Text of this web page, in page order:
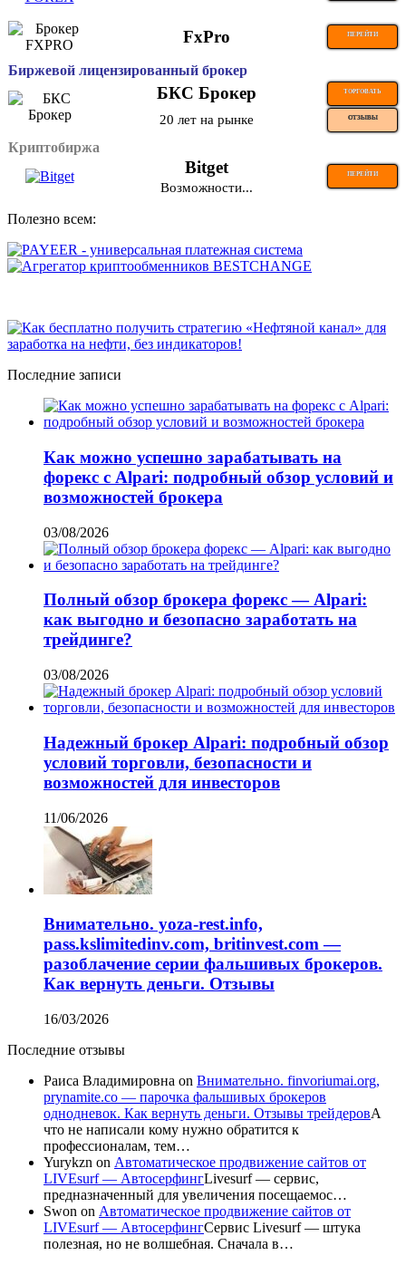
FxPro ПЕРЕЙТИ
Биржевой лицензированный брокер
БКС Брокер ТОРГОВАТЬ
20 лет на рынке ОТЗЫВЫ
Криптобиржа
Bitget ПЕРЕЙТИ
Возможности...
Полезно всем:
Последние записи
Как можно успешно зарабатывать на
форекс с Alpari: подробный обзор условий и
возможностей брокера
03/08/2026
Полный обзор брокера форекс — Alpari:
как выгодно и безопасно заработать на
трейдинге?
03/08/2026
Надежный брокер Alpari: подробный обзор
условий торговли, безопасности и
возможностей для инвесторов
11/06/2026
Внимательно. yoza-rest.info,
pass.kslimitedinv.com, britinvest.com —
разоблачение серии фальшивых брокеров.
Как вернуть деньги. Отзывы
16/03/2026
Последние отзывы
Раиса Владимировна on Внимательно. finvoriumai.org,
prynamite.co — парочка фальшивых брокеров
однодневок. Как вернуть деньги. Отзывы трейдеровА
что не написали кому нужно обратится к
профессионалам, тем…
Yurykzn on Автоматическое продвижение сайтов от
LIVEsurf — АвтосерфингLivesurf — сервис,
предназначенный для увеличения посещаемос…
Swon on Автоматическое продвижение сайтов от
LIVEsurf — АвтосерфингСервис Livesurf — штука
полезная, но не волшебная. Сначала в…